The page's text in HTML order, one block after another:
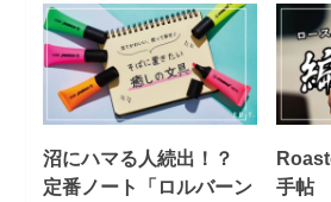
沼にハマる人続出！？
定番ノート「ロルバーン
手帖